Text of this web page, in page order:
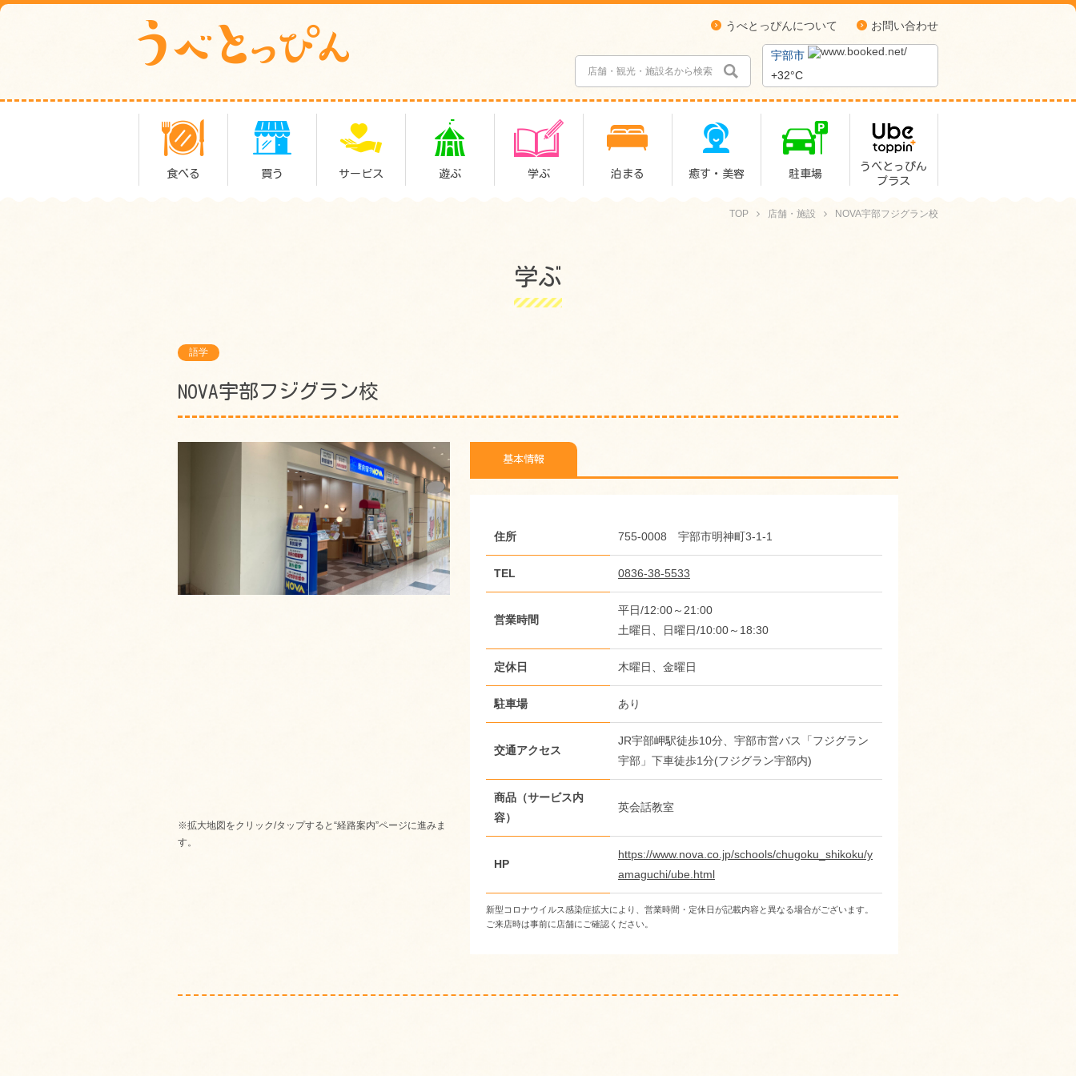
うべとっぴんについて お問い合わせ
宇部市
+32°C
食べる 買う サービス 遊ぶ 学ぶ 泊まる 癒す・美容 駐車場
うべとっぴん
プラス
TOP 店舗・施設 NOVA宇部フジグラン校
学ぶ
語学
NOVA宇部フジグラン校
※拡大地図をクリック/タップすると“経路案内”ページに進みま
す。
基本情報
住所 755-0008 宇部市明神町3-1-1
TEL 0836-38-5533
営業時間
平日/12:00～21:00
土曜日、日曜日/10:00～18:30
定休日 木曜日、金曜日
駐車場 あり
交通アクセス
JR宇部岬駅徒歩10分、宇部市営バス「フジグラン
宇部」下車徒歩1分(フジグラン宇部内)
商品（サービス内
容）
英会話教室
HP
https://www.nova.co.jp/schools/chugoku_shikoku/y
amaguchi/ube.html
新型コロナウイルス感染症拡大により、営業時間・定休日が記載内容と異なる場合がございます。
ご来店時は事前に店舗にご確認ください。